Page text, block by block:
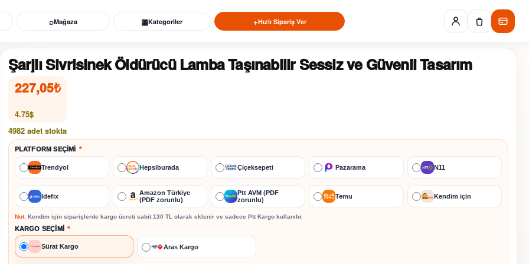
⌕Mağaza ▦Kategoriler +Hızlı Sipariş Ver
Şarjlı Sivrisinek Öldürücü Lamba Taşınabilir Sessiz ve Güvenli Tasarım
227,05₺
4.75$
4982 adet stokta
PLATFORM SEÇIMI *
Trendyol Hepsiburada Çiçeksepeti Pazarama N11
İdefix
Amazon Türkiye
(PDF zorunlu)
Ptt AVM (PDF
zorunlu)
Temu Kendim için
Not:Kendim için siparişlerde kargo ücreti sabit 130 TL olarak eklenir ve sadece Ptt Kargokullanılır.
KARGO SEÇIMI *
Sürat Kargo Aras Kargo